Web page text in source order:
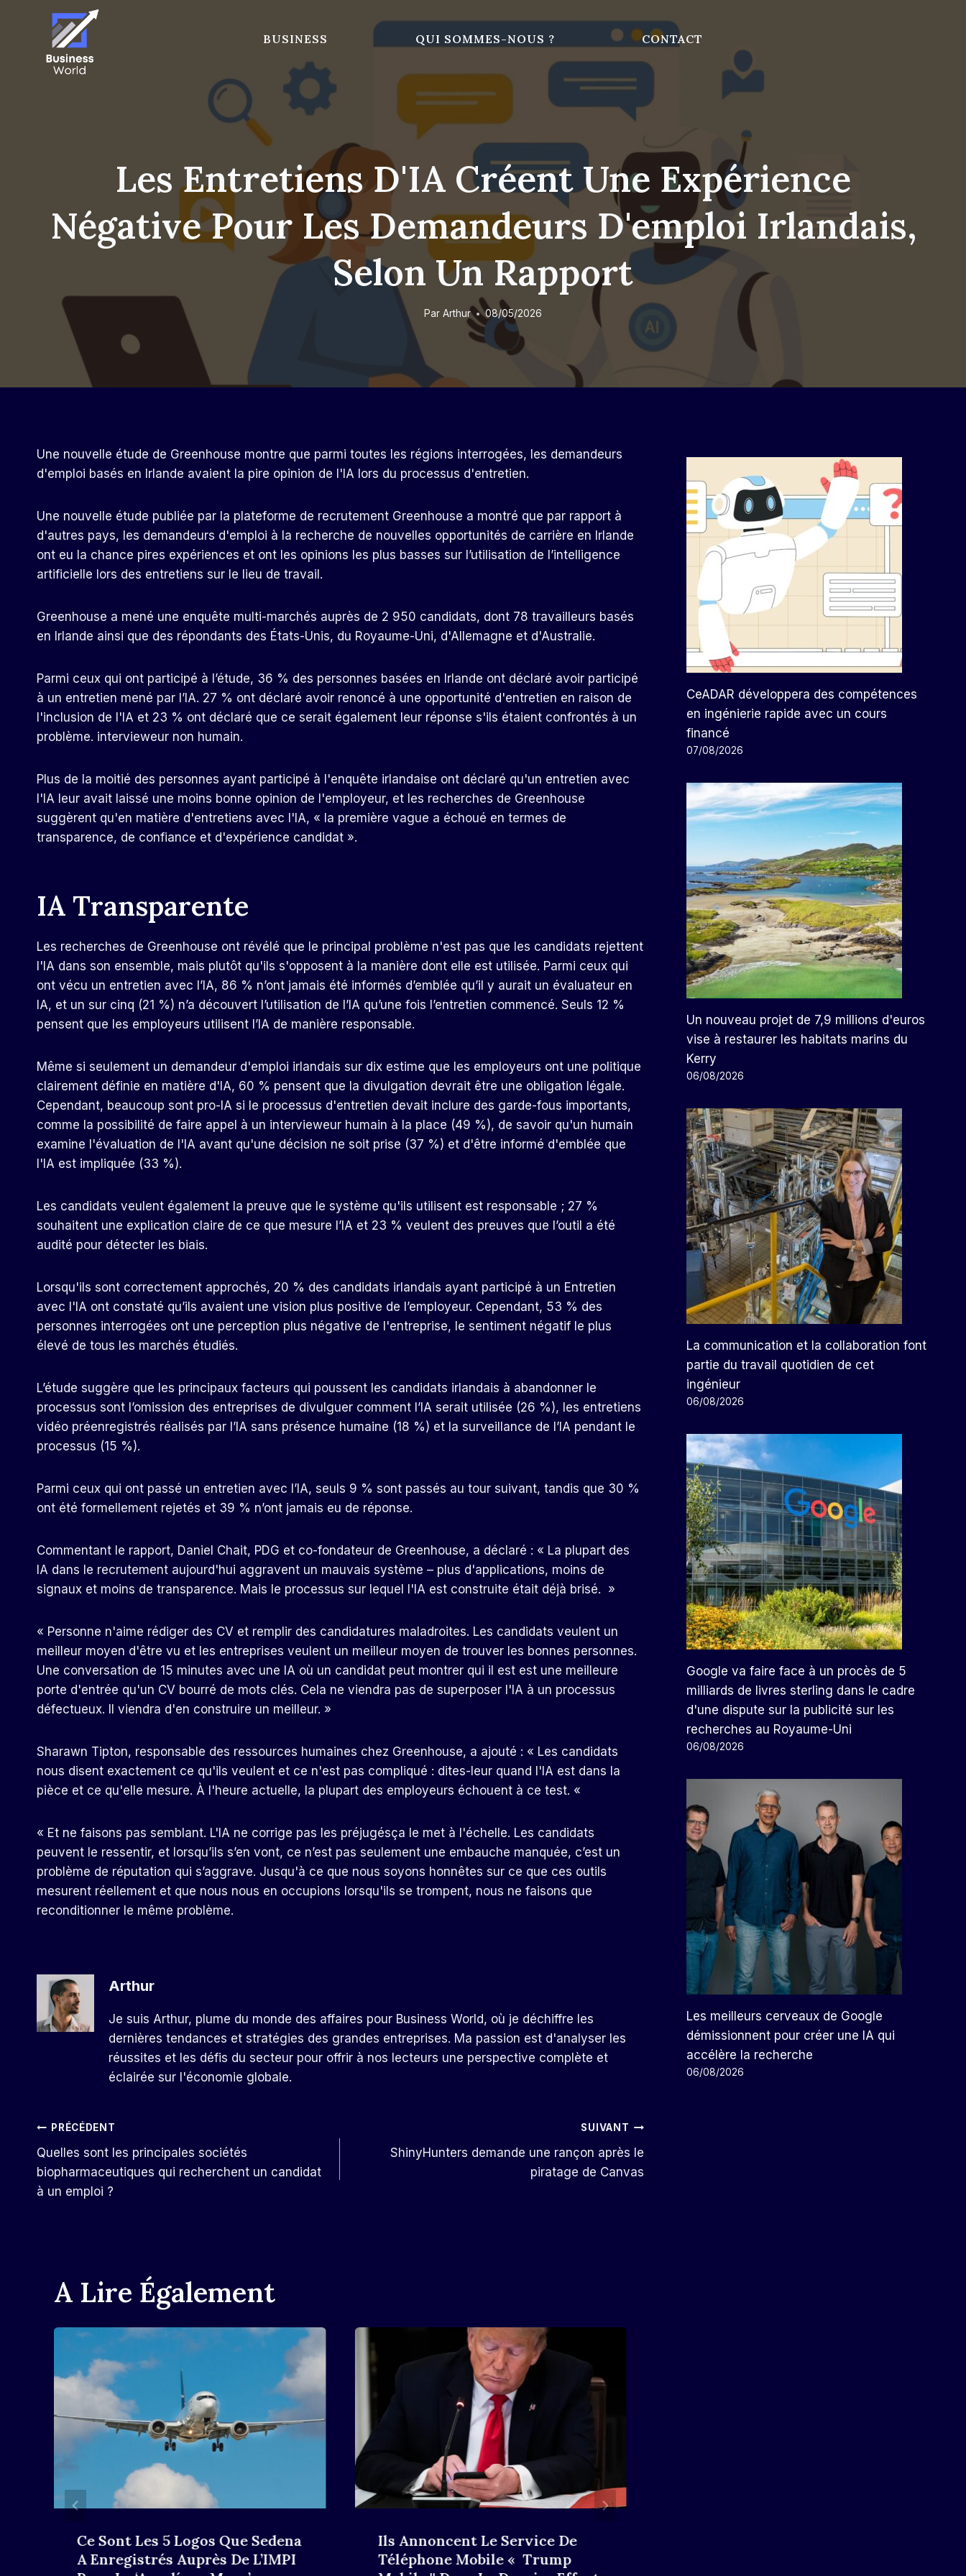
BUSINESS QUI SOMMES-NOUS ? CONTACT
Les Entretiens D'IA Créent Une Expérience
Négative Pour Les Demandeurs D'emploi Irlandais,
Selon Un Rapport
Par Arthur 08/05/2026
Une nouvelle étude de Greenhouse montre que parmi toutes les régions interrogées, les demandeurs
d'emploi basés en Irlande avaient la pire opinion de l'IA lors du processus d'entretien.
Une nouvelle étude publiée par la plateforme de recrutement Greenhouse a montré que par rapport à
d'autres pays, les demandeurs d'emploi à la recherche de nouvelles opportunités de carrière en Irlande
ont eu la chance pires expériences et ont les opinions les plus basses sur l’utilisation de l’intelligence
artificielle lors des entretiens sur le lieu de travail.
Greenhouse a mené une enquête multi-marchés auprès de 2 950 candidats, dont 78 travailleurs basés
en Irlande ainsi que des répondants des États-Unis, du Royaume-Uni, d'Allemagne et d'Australie.
Parmi ceux qui ont participé à l’étude, 36 % des personnes basées en Irlande ont déclaré avoir participé
à un entretien mené par l’IA. 27 % ont déclaré avoir renoncé à une opportunité d'entretien en raison de
l'inclusion de l'IA et 23 % ont déclaré que ce serait également leur réponse s'ils étaient confrontés à un
problème. intervieweur non humain.
Plus de la moitié des personnes ayant participé à l'enquête irlandaise ont déclaré qu'un entretien avec
l'IA leur avait laissé une moins bonne opinion de l'employeur, et les recherches de Greenhouse
suggèrent qu'en matière d'entretiens avec l'IA, « la première vague a échoué en termes de
transparence, de confiance et d'expérience candidat ».
IA Transparente
Les recherches de Greenhouse ont révélé que le principal problème n'est pas que les candidats rejettent
l'IA dans son ensemble, mais plutôt qu'ils s'opposent à la manière dont elle est utilisée. Parmi ceux qui
ont vécu un entretien avec l’IA, 86 % n’ont jamais été informés d’emblée qu’il y aurait un évaluateur en
IA, et un sur cinq (21 %) n’a découvert l’utilisation de l’IA qu’une fois l’entretien commencé. Seuls 12 %
pensent que les employeurs utilisent l’IA de manière responsable.
Même si seulement un demandeur d'emploi irlandais sur dix estime que les employeurs ont une politique
clairement définie en matière d'IA, 60 % pensent que la divulgation devrait être une obligation légale.
Cependant, beaucoup sont pro-IA si le processus d'entretien devait inclure des garde-fous importants,
comme la possibilité de faire appel à un intervieweur humain à la place (49 %), de savoir qu'un humain
examine l'évaluation de l'IA avant qu'une décision ne soit prise (37 %) et d'être informé d'emblée que
l'IA est impliquée (33 %).
Les candidats veulent également la preuve que le système qu'ils utilisent est responsable ; 27 %
souhaitent une explication claire de ce que mesure l’IA et 23 % veulent des preuves que l’outil a été
audité pour détecter les biais.
Lorsqu'ils sont correctement approchés, 20 % des candidats irlandais ayant participé à un Entretien
avec l'IA ont constaté qu’ils avaient une vision plus positive de l’employeur. Cependant, 53 % des
personnes interrogées ont une perception plus négative de l'entreprise, le sentiment négatif le plus
élevé de tous les marchés étudiés.
L’étude suggère que les principaux facteurs qui poussent les candidats irlandais à abandonner le
processus sont l’omission des entreprises de divulguer comment l’IA serait utilisée (26 %), les entretiens
vidéo préenregistrés réalisés par l’IA sans présence humaine (18 %) et la surveillance de l’IA pendant le
processus (15 %).
Parmi ceux qui ont passé un entretien avec l’IA, seuls 9 % sont passés au tour suivant, tandis que 30 %
ont été formellement rejetés et 39 % n’ont jamais eu de réponse.
Commentant le rapport, Daniel Chait, PDG et co-fondateur de Greenhouse, a déclaré : « La plupart des
IA dans le recrutement aujourd'hui aggravent un mauvais système – plus d'applications, moins de
signaux et moins de transparence. Mais le processus sur lequel l'IA est construite était déjà brisé. »
« Personne n'aime rédiger des CV et remplir des candidatures maladroites. Les candidats veulent un
meilleur moyen d'être vu et les entreprises veulent un meilleur moyen de trouver les bonnes personnes.
Une conversation de 15 minutes avec une IA où un candidat peut montrer qui il est est une meilleure
porte d'entrée qu'un CV bourré de mots clés. Cela ne viendra pas de superposer l'IA à un processus
défectueux. Il viendra d'en construire un meilleur. »
Sharawn Tipton, responsable des ressources humaines chez Greenhouse, a ajouté : « Les candidats
nous disent exactement ce qu'ils veulent et ce n'est pas compliqué : dites-leur quand l'IA est dans la
pièce et ce qu'elle mesure. À l'heure actuelle, la plupart des employeurs échouent à ce test. «
« Et ne faisons pas semblant. L'IA ne corrige pas les préjugésça le met à l'échelle. Les candidats
peuvent le ressentir, et lorsqu’ils s’en vont, ce n’est pas seulement une embauche manquée, c’est un
problème de réputation qui s’aggrave. Jusqu'à ce que nous soyons honnêtes sur ce que ces outils
mesurent réellement et que nous nous en occupions lorsqu'ils se trompent, nous ne faisons que
reconditionner le même problème.
Arthur
Je suis Arthur, plume du monde des affaires pour Business World, où je déchiffre les
dernières tendances et stratégies des grandes entreprises. Ma passion est d'analyser les
réussites et les défis du secteur pour offrir à nos lecteurs une perspective complète et
éclairée sur l'économie globale.
Navigation
De
L’article
PRÉCÉDENT
Quelles sont les principales sociétés
biopharmaceutiques qui recherchent un candidat
à un emploi ?
SUIVANT
ShinyHunters demande une rançon après le
piratage de Canvas
A Lire Également
Ce Sont Les 5 Logos Que Sedena
A Enregistrés Auprès De L’IMPI
Ils Annoncent Le Service De
Téléphone Mobile « Trump
CeADAR développera des compétences
en ingénierie rapide avec un cours
financé
07/08/2026
Un nouveau projet de 7,9 millions d'euros
vise à restaurer les habitats marins du
Kerry
06/08/2026
La communication et la collaboration font
partie du travail quotidien de cet
ingénieur
06/08/2026
Google va faire face à un procès de 5
milliards de livres sterling dans le cadre
d'une dispute sur la publicité sur les
recherches au Royaume-Uni
06/08/2026
Les meilleurs cerveaux de Google
démissionnent pour créer une IA qui
accélère la recherche
06/08/2026